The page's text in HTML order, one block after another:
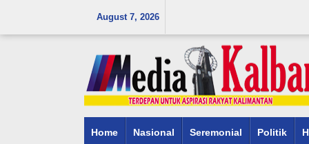
August 7, 2026
Home Nasional Seremonial Politik